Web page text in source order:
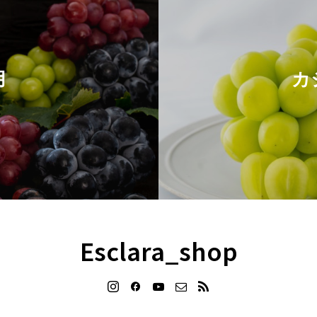
カ
Esclara_shop